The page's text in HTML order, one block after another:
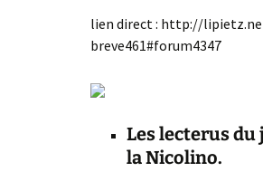
lien direct : http://
breve461#forum4347
Les lecterus
la Nicolino.